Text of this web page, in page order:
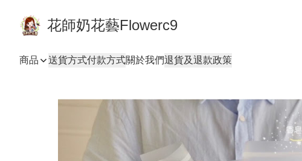
花師奶花藝Flowerc9
商品 送貨方式付款方式關於我們退貨及退款政策